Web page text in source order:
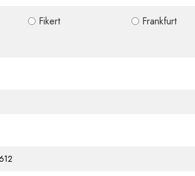
Fikert Frankfurt